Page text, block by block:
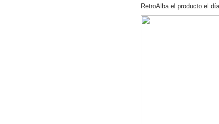
RetroAlba el producto el